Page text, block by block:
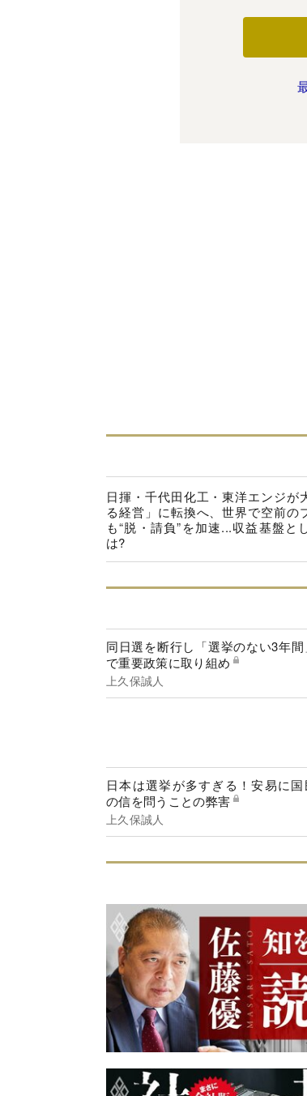
日揮・千代田化工・東洋エンジが
る経営」に転換へ、世界で空前の
も“脱・請負”を加速...収益基盤と
は?
同日選を断行し「選挙のない3年間
で重要政策に取り組め
上久保誠人
日本は選挙が多すぎる！安易に国
の信を問うことの弊害
上久保誠人